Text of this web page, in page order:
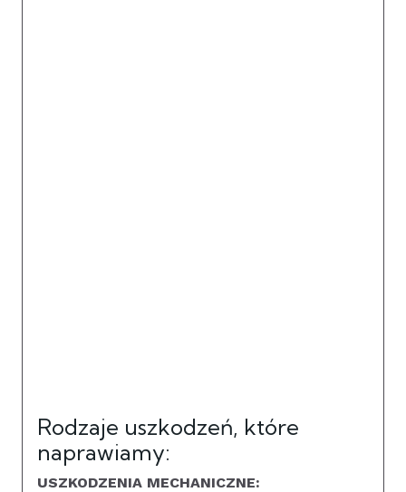
Rodzaje uszkodzeń, które
naprawiamy:
USZKODZENIA MECHANICZNE: